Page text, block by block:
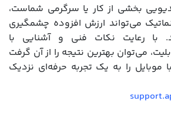
بخشی از کار یا سرگرمی شماست،
می‌تواند ارزش افزوده چشمگیری
با رعایت نکات فنی و آشنایی با
می‌توان بهترین نتیجه را از آن گرفت
موبایل را به یک تجربه حرفه‌ای نزدیک